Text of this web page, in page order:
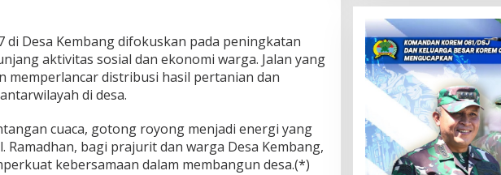
di Desa Kembang difokuskan pada peningkatan
aktivitas sosial dan ekonomi warga. Jalan yang
memperlancar distribusi hasil pertanian dan
di desa.
cuaca, gotong royong menjadi energi yang
bagi prajurit dan warga Desa Kembang,
kebersamaan dalam membangun desa.(*)